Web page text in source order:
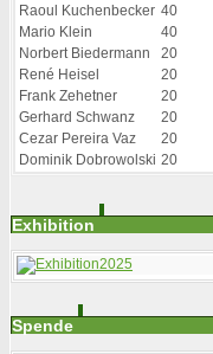
Raoul Kuchenbecker 40
Mario Klein
40
Norbert Biedermann
20
René Heisel
20
Frank Zehetner
20
Gerhard Schwanz
20
Cezar Pereira Vaz
20
Dominik Dobrowolski 20
Exhibition
Spende